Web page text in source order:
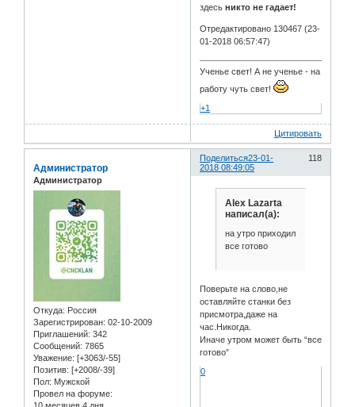
здесьникто не гадает!
Отредактировано 130467 (23-
01-2018 06:57:47)
Ученье свет! А не ученье - на
работу чуть свет!
+1
Цитировать
Поделиться 118
23-01-
2018 08:49:05
Администратор
Администратор
Откуда: Россия
Зарегистрирован: 02-10-2009
Приглашений: 342
Сообщений: 7865
Уважение: [+3063/-55]
Позитив: [+2008/-39]
Пол: Мужской
Провел на форуме:
Alex Lazarta
написал(а):
на утро приходил
все готово
Поверьте на слово,не
оставляйте станки без
присмотра,даже на
час.Никогда.
Иначе утром может быть “все
готово”
0